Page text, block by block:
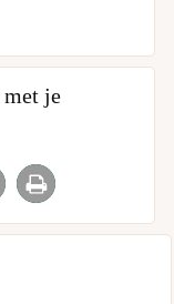
met je